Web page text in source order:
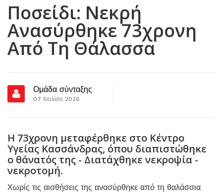
Ποσείδι: Νεκρή
Ανασύρθηκε 73χρονη
Από Τη Θάλασσα
Ομάδα σύνταξης
07 Ιουλίου 2026
Η 73χρονη μεταφέρθηκε στο Κέντρο
Υγείας Κασσάνδρας, όπου διαπιστώθηκε
ο θάνατός της - Διατάχθηκε νεκροψία -
νεκροτομή.
Χωρίς τις αισθήσεις της ανασύρθηκε από τη θαλάσσια